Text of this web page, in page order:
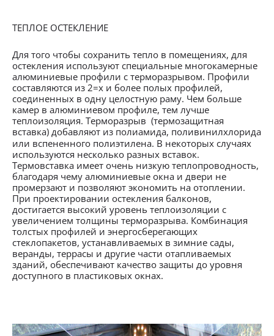
ТЕПЛОЕ ОСТЕКЛЕНИЕ
Для того чтобы сохранить тепло в помещениях, для
остекления используют специальные многокамерные
алюминиевые профили с терморазрывом. Профили
составляются из 2=х и более полых профилей,
соединенных в одну целостную раму. Чем больше
камер в алюминиевом профиле, тем лучше
теплоизоляция. Терморазрыв (термозащитная
вставка) добавляют из полиамида, поливинилхлорида
или вспененного полиэтилена. В некоторых случаях
используются несколько разных вставок.
Термовставка имеет очень низкую теплопроводность,
благодаря чему алюминиевые окна и двери не
промерзают и позволяют экономить на отоплении.
При проектировании остекления балконов,
достигается высокий уровень теплоизоляции с
увеличением толщины терморазрыва. Комбинация
толстых профилей и энергосберегающих
стеклопакетов, устанавливаемых в зимние сады,
веранды, террасы и другие части отапливаемых
зданий, обеспечивают качество защиты до уровня
доступного в пластиковых окнах.